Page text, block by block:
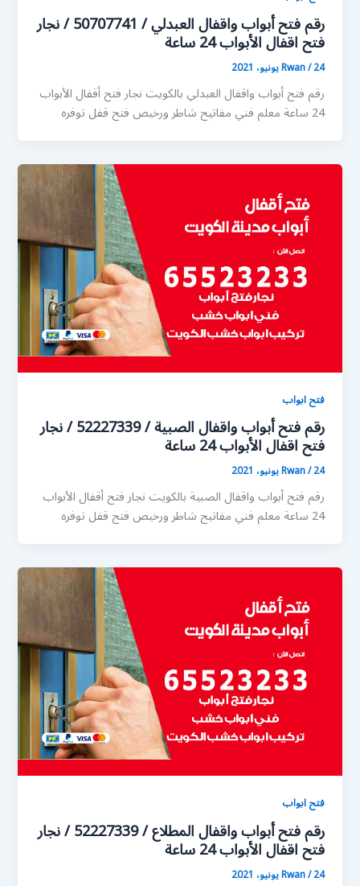
رقم فتح أبواب واقفال العبدلي / 50707741 / نجار
فتح اقفال الأبواب 24 ساعة
Rwan/24 يونيو، 2021
رقم فتح أبواب واقفال العبدلي بالكويت نجار فتح أقفال الأبواب
24 ساعة معلم فني مفاتيح شاطر ورخيص فتح قفل توفره
فتح ابواب
رقم فتح أبواب واقفال الصبية / 52227339 / نجار
فتح اقفال الأبواب 24 ساعة
Rwan/24 يونيو، 2021
رقم فتح أبواب واقفال الصبية بالكويت نجار فتح أقفال الأبواب
24 ساعة معلم فني مفاتيح شاطر ورخيص فتح قفل توفره
فتح ابواب
رقم فتح أبواب واقفال المطلاع / 52227339 / نجار
فتح اقفال الأبواب 24 ساعة
Rwan/24 يونيو، 2021